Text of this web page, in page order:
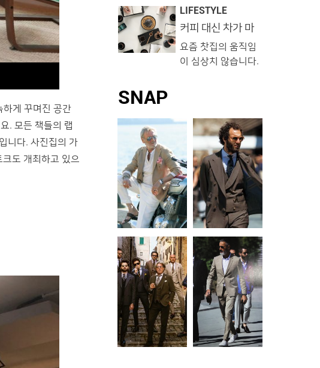
하게 꾸며진 공간
. 모든 책들의 랩
니다. 사진집의 가
도 개최하고 있으
트, 셔츠 모두 탑지오
by 로드앤테일러.
(남
루이 비통 │ 시가렛
케이스 담배 및 지폐
등을 수납할 수 있는
모노그램 시가렛 케
이스 31만원, 루이비
올-디지털 에디션’을
공개했습니다. 이 새
로운 엑스 박스는 블
루레이 드라이브가
는 신개념 게임 콘솔
입니다. 구매 시 기기
에 ‘포르자 호라이즌
3’, ‘마인크래프트 X
box’, ‘씨 오브 시�
행기에서 경험하는
모든 일은 여정의 첫
니다. 여행자는 즐길
거리와 기내식을 기
줄 고품격 서비스가
필요하겠죠. 길고도
짧은 시간, 사소한 기
억 하나까지 행복으
로 아로새기고 싶다
면 하와이안항공이
정답입니다. 개별 주
문형 엔터테인먼트
시스템을 장착한
LCD 모니터를 통해
최신 영화, TV 프로
그램 등을 시청할 �
LIFESTYLE
커피 대신 차가 마
요즘 찻집의 움직임
이 심상치 않습니다.
들이 속속 등장하고
있는데요. 쉽게 접하
기 힘든 질 좋은 차와
잘 갖춰진 도구 여기
에 차를 따르는 차예
사의 정갈한 퍼포먼
스까지. 숨막히는 도
심 속 차가 만들어내
는 매력적인 여유를
맛볼 수 있는 곳을 소
개합니다. 33마켓
View this post on
Instagram 한해가
벌써 4일 이나 지났
네요. 서두르지 […]
SNAP